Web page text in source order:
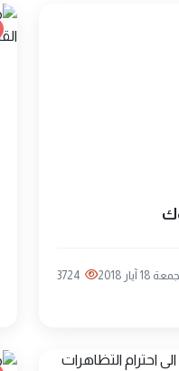
18 آيار 2018 3724